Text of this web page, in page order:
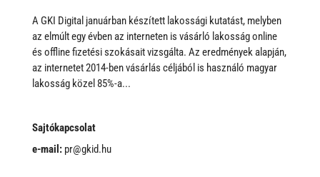
A GKI Digital januárban készített lakossági kutatást, melyben
az elmúlt egy évben az interneten is vásárló lakosság online
és offline fizetési szokásait vizsgálta. Az eredmények alapján,
az internetet 2014-ben vásárlás céljából is használó magyar
lakosság közel 85%-a...
Sajtókapcsolat
e-mail:pr@gkid.hu